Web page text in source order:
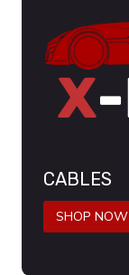
CABLES
SHOP NOW